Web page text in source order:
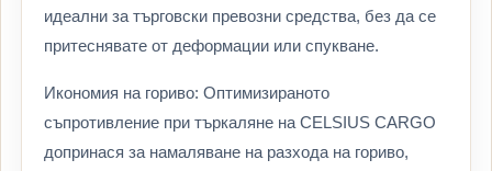
идеални за търговски превозни средства, без да се
притеснявате от деформации или спукване.
Икономия на гориво: Оптимизираното
съпротивление при търкаляне на CELSIUS CARGO
допринася за намаляване на разхода на гориво,